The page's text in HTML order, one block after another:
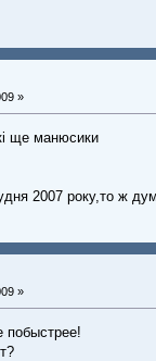
»
ще манюсики
2007 року,то ж
»
побыстрее!